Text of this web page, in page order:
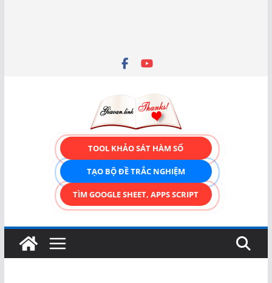
TOOL KHẢO SÁT HÀM SỐ
TẠO BỘ ĐỀ TRẮC NGHIỆM
TÌM GOOGLE SHEET, APPS SCRIPT